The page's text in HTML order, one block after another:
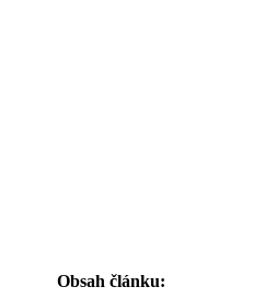
Obsah článku: